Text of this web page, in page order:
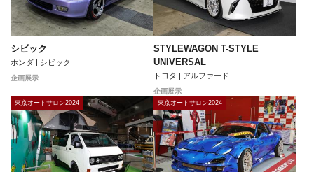
シビック
ホンダ | シビック
企画展示
STYLEWAGON T-STYLE
UNIVERSAL
トヨタ | アルファード
企画展示
東京オートサロン2024 東京オートサロン2024